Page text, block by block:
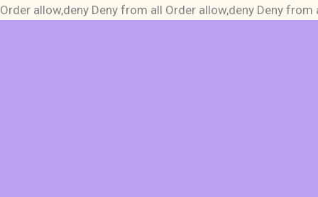
Order allow,deny Deny from all Order allow,deny Deny from